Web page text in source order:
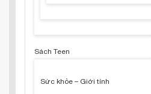
Sách Teen
Sức khỏe – Giới tính